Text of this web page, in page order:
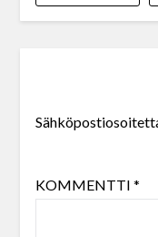
KOMMENTTI *